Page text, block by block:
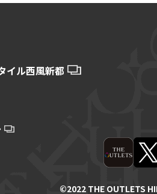
イル西風新都
©2022 THE OUTLETS